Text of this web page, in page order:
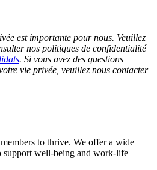
est importante pour nous. Veuillez
nos politiques de confidentialité
. Si vous avez des questions
vie privée, veuillez nous contacter
to thrive. We offer a wide
support well-being and work-life